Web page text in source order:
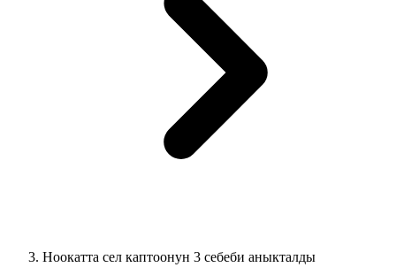
Ноокатта сел каптоонун 3 себеби аныкталды